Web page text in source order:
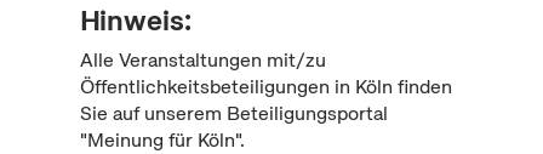
Hinweis:
Alle Veranstaltungen mit/zu
Öffentlichkeitsbeteiligungen in Köln finden
Sie auf unserem Beteiligungsportal
"Meinung für Köln".